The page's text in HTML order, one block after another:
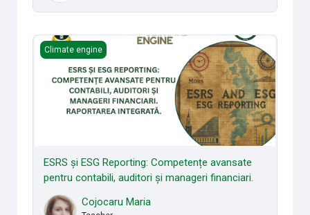
ESRS și ESG Reporting: Competențe avansate pentru
Climate engine
ESRS și ESG Reporting: Competențe avansate
pentru contabili, auditori și manageri financiari.
Cojocaru Maria